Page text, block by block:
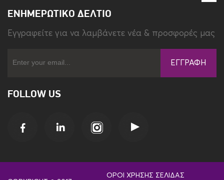
ΕΝΗΜΕΡΩΤΙΚΌ ΔΕΛΤΊΟ
Eγγραφείτε για να λαμβάνετε νέα & προσφορές μας
ΕΓΓΡΑΦΉ
FOLLOW US
ΌΡΟΙ ΧΡΉΣΗΣ ΣΕΛΊΔΑΣ